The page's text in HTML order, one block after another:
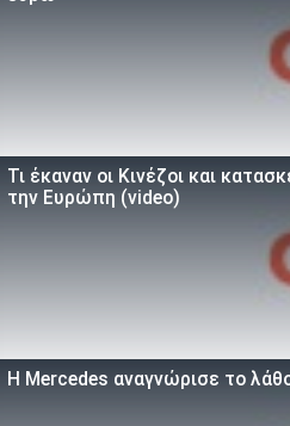
Τι έκαναν οι Κινέζοι και
την Ευρώπη (video)
Η Mercedes αναγνώρισε το